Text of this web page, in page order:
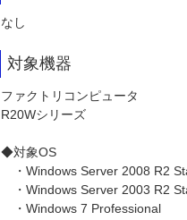
なし
対象機器
ファクトリコンピュータ
R20Wシリーズ
◆対象OS
・Windows Server 2008 R2
・Windows Server 2003 R2
・Windows 7